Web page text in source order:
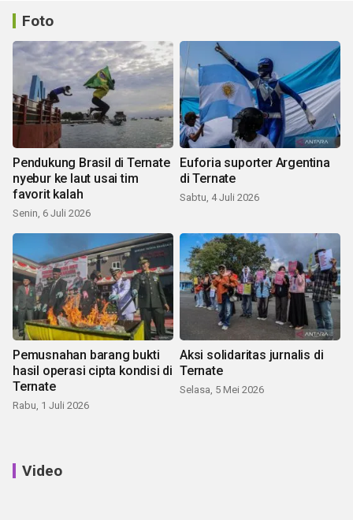
Foto
Pendukung Brasil di Ternate
nyebur ke laut usai tim
favorit kalah
Senin, 6 Juli 2026
Euforia suporter Argentina
di Ternate
Sabtu, 4 Juli 2026
Pemusnahan barang bukti
hasil operasi cipta kondisi di
Ternate
Rabu, 1 Juli 2026
Aksi solidaritas jurnalis di
Ternate
Selasa, 5 Mei 2026
Video